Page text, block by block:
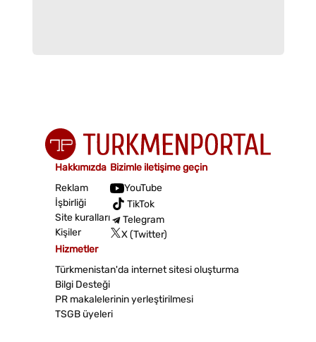
Hakkımızda
Reklam
İşbirliği
Site kuralları
Kişiler
Bizimle iletişime geçin
YouTube
TikTok
Telegram
X (Twitter)
Hizmetler
Türkmenistan'da internet sitesi oluşturma
Bilgi Desteği
PR makalelerinin yerleştirilmesi
TSGB üyeleri